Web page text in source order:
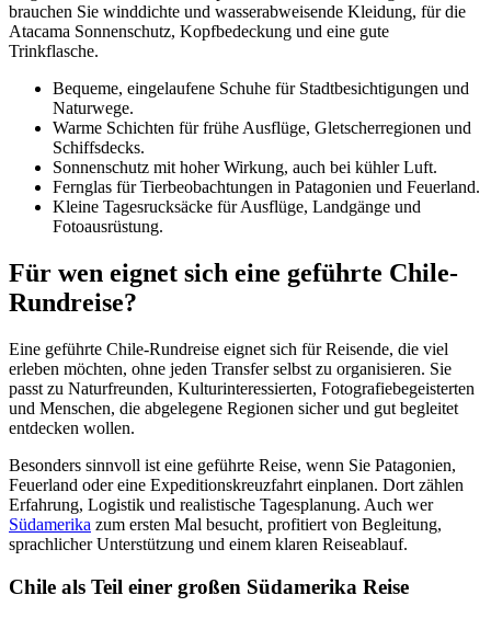
brauchen Sie winddichte und wasserabweisende Kleidung, für die
Atacama Sonnenschutz, Kopfbedeckung und eine gute
Trinkflasche.
Bequeme, eingelaufene Schuhe für Stadtbesichtigungen und
Naturwege.
Warme Schichten für frühe Ausflüge, Gletscherregionen und
Schiffsdecks.
Sonnenschutz mit hoher Wirkung, auch bei kühler Luft.
Fernglas für Tierbeobachtungen in Patagonien und Feuerland.
Kleine Tagesrucksäcke für Ausflüge, Landgänge und
Fotoausrüstung.
Für wen eignet sich eine geführte Chile-
Rundreise?
Eine geführte Chile-Rundreise eignet sich für Reisende, die viel
erleben möchten, ohne jeden Transfer selbst zu organisieren. Sie
passt zu Naturfreunden, Kulturinteressierten, Fotografiebegeisterten
und Menschen, die abgelegene Regionen sicher und gut begleitet
entdecken wollen.
Besonders sinnvoll ist eine geführte Reise, wenn Sie Patagonien,
Feuerland oder eine Expeditionskreuzfahrt einplanen. Dort zählen
Erfahrung, Logistik und realistische Tagesplanung. Auch wer
Südamerika zum ersten Mal besucht, profitiert von Begleitung,
sprachlicher Unterstützung und einem klaren Reiseablauf.
Chile als Teil einer großen Südamerika Reise